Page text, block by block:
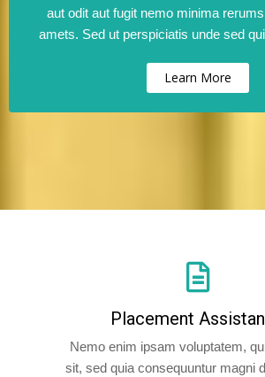
aut odit aut fugit nemo minima
amets. Sed ut perspiciatis unde sed
Learn More
Placement
Nemo enim ipsam voluptatem,
sit, sed quia consequuntur magni